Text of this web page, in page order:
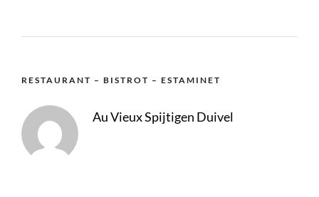
RESTAURANT – BISTROT – ESTAMINET
Au Vieux Spijtigen Duivel